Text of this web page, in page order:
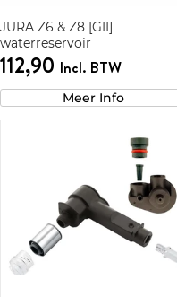
JURA Z6 & Z8 [GII]
waterreservoir
112,90 Incl. BTW
Meer Info